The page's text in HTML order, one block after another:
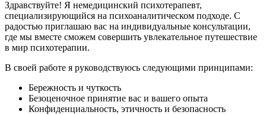
Здравствуйте! Я немедицинский психотерапевт,
специализирующийся на психоаналитическом подходе. С
радостью приглашаю вас на индивидуальные консультации,
где мы вместе сможем совершить увлекательное путешествие
в мир психотерапии.
В своей работе я руководствуюсь следующими принципами:
Бережность и чуткость
Безоценочное принятие вас и вашего опыта
Конфиденциальность, этичность и безопасность